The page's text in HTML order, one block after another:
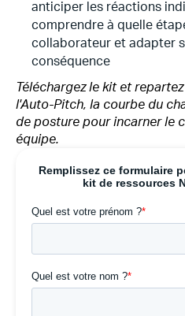
anticiper les réactions
comprendre à quelle
collaborateur et adapter
conséquence
Téléchargez le kit et
l'Auto-Pitch, la courbe du
de posture pour incarner le
équipe.